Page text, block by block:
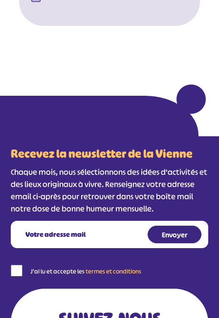
Recevez la newsletter de la Vienne
Chaque mois, nous sélectionnons des idées d'activités et
des lieux originaux à vivre. Renseignez votre adresse
email ci-après pour retrouver dans votre boîte mail
notre dose de bonne humeur mensuelle.
J'ai lu et accepte lestermes et conditions